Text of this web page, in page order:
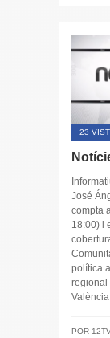
23
José
compta
18:00) i
política
regional
POR